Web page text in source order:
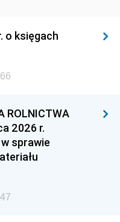
o księgach
ROLNICTWA
2026 r.
sprawie